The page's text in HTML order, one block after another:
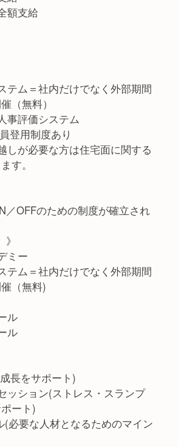
額支給
テム＝社内だけでなく外部期間
（無料）
事評価システム
登用制度あり
しが必要な方は住宅面に関する
す。
／OFFのための制度が確立され
ミー
テム＝社内だけでなく外部期間
（無料)
ル
ル
長をサポート)
ッション(ストレス・スランプ
ート)
(必要な人材となるためのマイン